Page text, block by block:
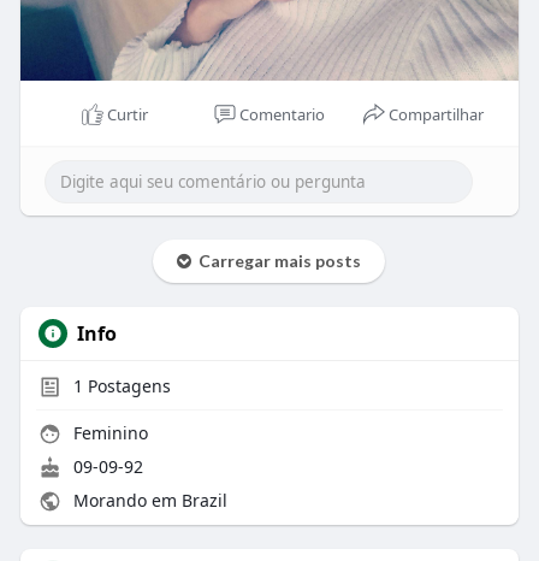
Curtir Comentario Compartilhar
Carregar mais posts
Info
1 Postagens
Feminino
09-09-92
Morando em Brazil